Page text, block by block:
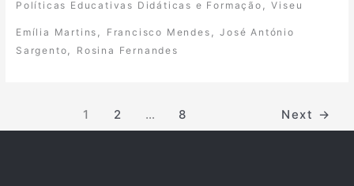
Políticas Educativas Didáticas e Formação ,Viseu
Emília Martins Francisco Mendes ,José António
Sargento
Rosina Fernandes
1 2 … 8 Next →